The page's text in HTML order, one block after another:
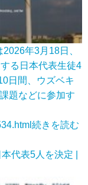
年3月18日、
る日本代表生徒4
日間、ウズベキ
題などに参加す
続きを読む
代表5人を決定 |